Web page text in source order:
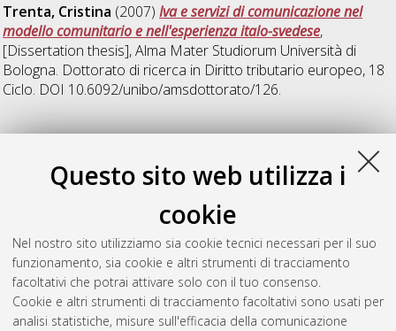
Questo sito web utilizza i
cookie
Nel nostro sito utilizziamo sia cookie tecnici necessari per il suo
funzionamento, sia cookie e altri strumenti di tracciamento
facoltativi che potrai attivare solo con il tuo consenso.
Cookie e altri strumenti di tracciamento facoltativi sono usati per
analisi statistiche, misure sull'efficacia della comunicazione
Trenta, Cristina (2007)Iva e servizi di comunicazione nel
modello comunitario e nell'esperienza italo-svedese,
[Dissertation thesis], Alma Mater Studiorum Università di
Bologna. Dottorato di ricerca in Diritto tributario europeo, 18
Ciclo. DOI 10.6092/unibo/amsdottorato/126.
W
Weng, Wuyao(2012)L’elusione fiscale nell’IVA e l’antielusione
nell’esperienza comunitaria e nazionale in Europa
[Dissertation thesis], Alma Mater Studiorum Università di
Bologna. Dottorato di ricerca inDiritto tributario europeo, 24
Ciclo. DOI 10.6092/unibo/amsdottorato/4816.
Questa lista e' stata generata ilSat Aug 8 20:49:48 2026